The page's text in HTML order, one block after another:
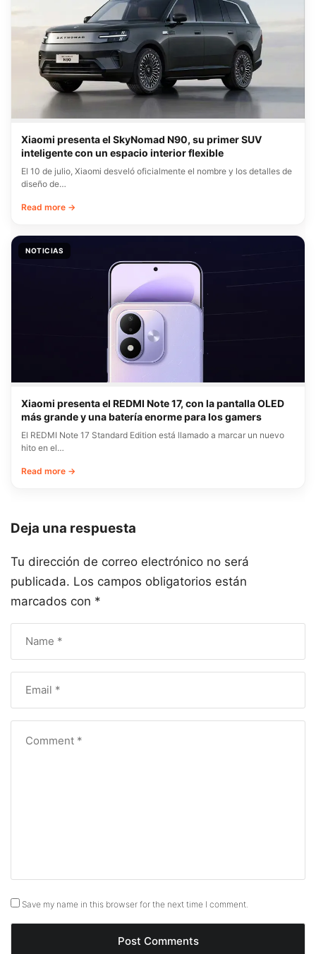
Xiaomi presenta el SkyNomad N90, su primer SUV
inteligente con un espacio interior flexible
El 10 de julio, Xiaomi desveló oficialmente el nombre y los detalles de
diseño de…
Read more →
NOTICIAS
Xiaomi presenta el REDMI Note 17, con la pantalla OLED
más grande y una batería enorme para los gamers
El REDMI Note 17 Standard Edition está llamado a marcar un nuevo
hito en el…
Read more →
Deja una respuesta
Tu dirección de correo electrónico no será
publicada. Los campos obligatorios están
marcados con *
Save my name in this browser for the next time I comment.